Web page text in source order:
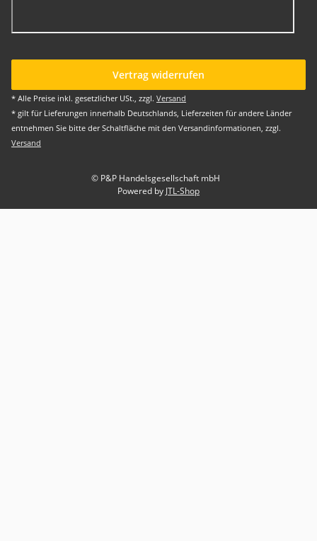
Vertrag widerrufen
* Alle Preise inkl. gesetzlicher USt., zzgl. Versand
* gilt für Lieferungen innerhalb Deutschlands, Lieferzeiten für andere Länder
entnehmen Sie bitte der Schaltfläche mit den Versandinformationen, zzgl.
Versand
© P&P Handelsgesellschaft mbH
Powered by JTL-Shop